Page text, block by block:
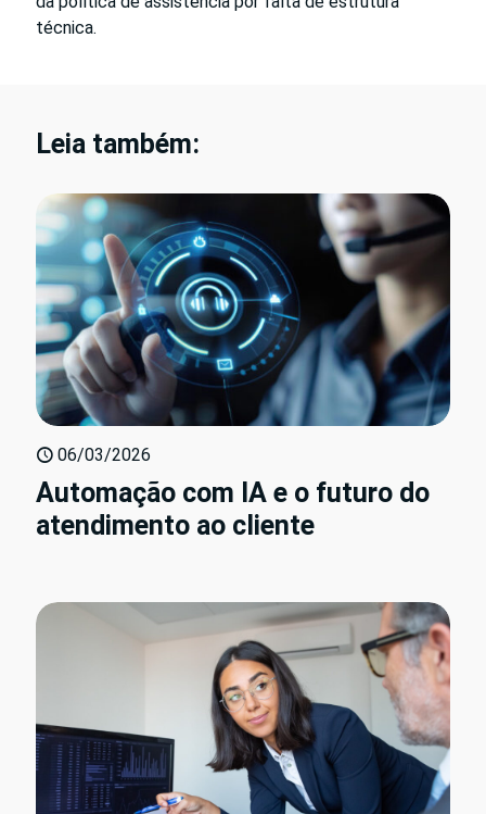
técnica.
Leia também:
06/03/2026
Automação com IA e o futuro do
atendimento ao cliente